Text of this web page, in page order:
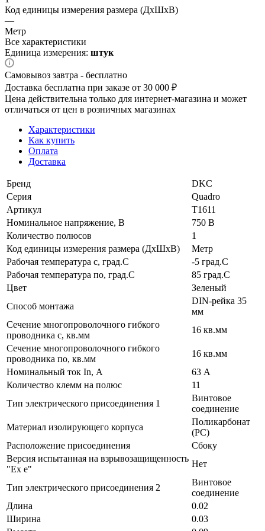
Код единицы измерения размера (ДхШхВ)
—
Метр
Все характеристики
Единица измерения: штук
Самовывоз завтра - бесплатно
Доставка бесплатна при заказе от 30 000 ₽
Цена действительна только для интернет-магазина и может
отличаться от цен в розничных магазинах
Характеристики
Как купить
Оплата
Доставка
Бренд
DKC
Серия
Quadro
Артикул
T1611
Номинальное напряжение, В
750 В
Количество полюсов
1
Код единицы измерения размера (ДхШхВ)
Метр
Рабочая температура с, град.C
-5 град.C
Рабочая температура по, град.C
85 град.C
Цвет
Зеленый
Способ монтажа
DIN-рейка 35
мм
Сечение многопроволочного гибкого
проводника с, кв.мм
16 кв.мм
Сечение многопроволочного гибкого
проводника по, кв.мм
16 кв.мм
Номинальный ток In, А
63 А
Количество клемм на полюс
11
Тип электрического присоединения 1
Винтовое
соединение
Материал изолирующего корпуса
Поликарбонат
(PC)
Расположение присоединения
Сбоку
Версия испытанная на взрывозащищенность
"Ex е"
Нет
Тип электрического присоединения 2
Винтовое
соединение
Длина
0.02
Ширина
0.03